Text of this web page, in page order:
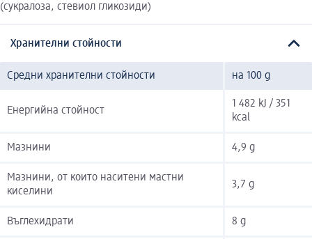
(сукралоза, стевиол гликозиди)
Хранителни стойности
Средни хранителни стойности на 100 g
Енергийна стойност
1 482 kJ / 351
kcal
Мазнини 4,9 g
Мазнини, от които наситени мастни
киселини
3,7 g
Въглехидрати 8 g